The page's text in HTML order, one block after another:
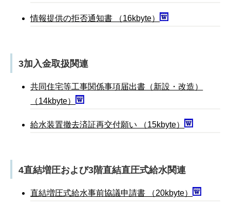
情報提供の拒否通知書 （16kbyte）
3加入金取扱関連
共同住宅等工事関係事項届出書（新設・改造）
（14kbyte）
給水装置撤去済証再交付願い （15kbyte）
4直結増圧および3階直結直圧式給水関連
直結増圧式給水事前協議申請書 （20kbyte）